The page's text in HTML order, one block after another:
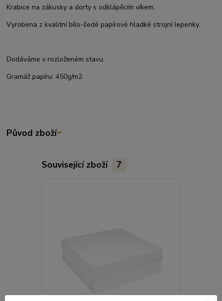
Krabice na zákusky a dorty s odklápěcím víkem.
Vyrobena z kvalitní bílo-šedé papírové hladké strojní lepenky.
Dodáváme v rozloženém stavu.
Gramáž papíru: 450g/m2.
Původ zboží
Související zboží 7